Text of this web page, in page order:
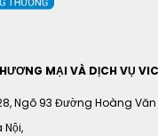
MẠI VÀ DỊCH VỤ
Ngõ 93 Đường Hoàng
Nội,